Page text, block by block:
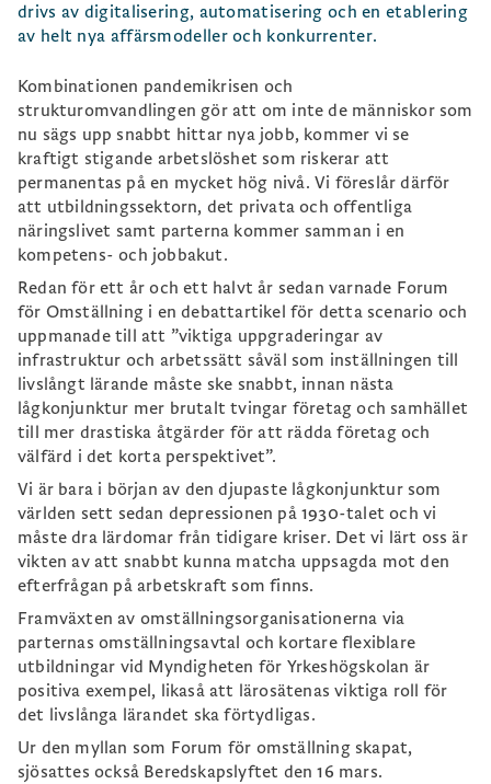
drivs av digitalisering, automatisering och en etablering
av helt nya affärsmodeller och konkurrenter.
Kombinationen pandemikrisen och
strukturomvandlingen gör att om inte de människor som
nu sägs upp snabbt hittar nya jobb, kommer vi se
kraftigt stigande arbetslöshet som riskerar att
permanentas på en mycket hög nivå. Vi föreslår därför
att utbildningssektorn, det privata och offentliga
näringslivet samt parterna kommer samman i en
kompetens- och jobbakut.
Redan för ett år och ett halvt år sedan varnade Forum
för Omställning i en debattartikel för detta scenario och
uppmanade till att ”viktiga uppgraderingar av
infrastruktur och arbetssätt såväl som inställningen till
livslångt lärande måste ske snabbt, innan nästa
lågkonjunktur mer brutalt tvingar företag och samhället
till mer drastiska åtgärder för att rädda företag och
välfärd i det korta perspektivet”.
Vi är bara i början av den djupaste lågkonjunktur som
världen sett sedan depressionen på 1930-talet och vi
måste dra lärdomar från tidigare kriser. Det vi lärt oss är
vikten av att snabbt kunna matcha uppsagda mot den
efterfrågan på arbetskraft som finns.
Framväxten av omställningsorganisationerna via
parternas omställningsavtal och kortare flexiblare
utbildningar vid Myndigheten för Yrkeshögskolan är
positiva exempel, likaså att lärosätenas viktiga roll för
det livslånga lärandet ska förtydligas.
Ur den myllan som Forum för omställning skapat,
sjösattes också Beredskapslyftet den 16 mars.